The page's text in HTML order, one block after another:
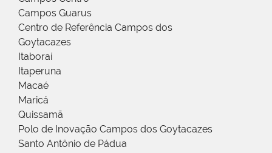
Campos Guarus
Centro de Referência Campos dos
Goytacazes
Itaboraí
Itaperuna
Macaé
Maricá
Quissamã
Polo de Inovação Campos dos Goytacazes
Santo Antônio de Pádua